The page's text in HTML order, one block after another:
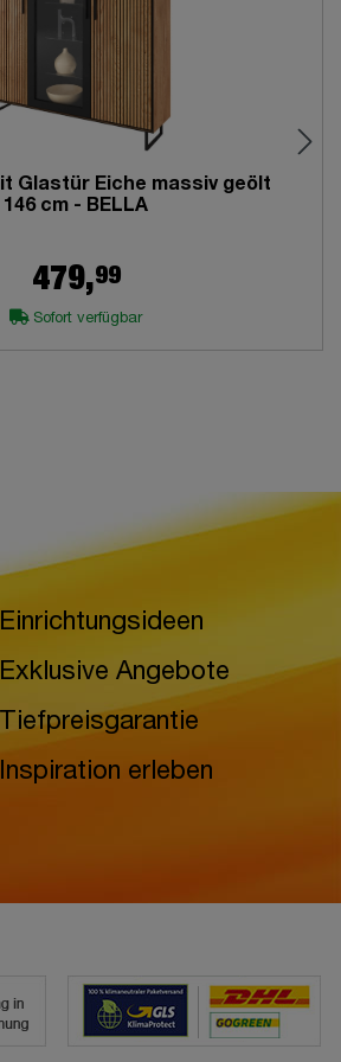
Glastür Eiche massiv geölt
146 cm - BELLA
479,99
Sofort verfügbar
Einrichtungsideen
Exklusive Angebote
Tiefpreisgarantie
Inspiration erleben